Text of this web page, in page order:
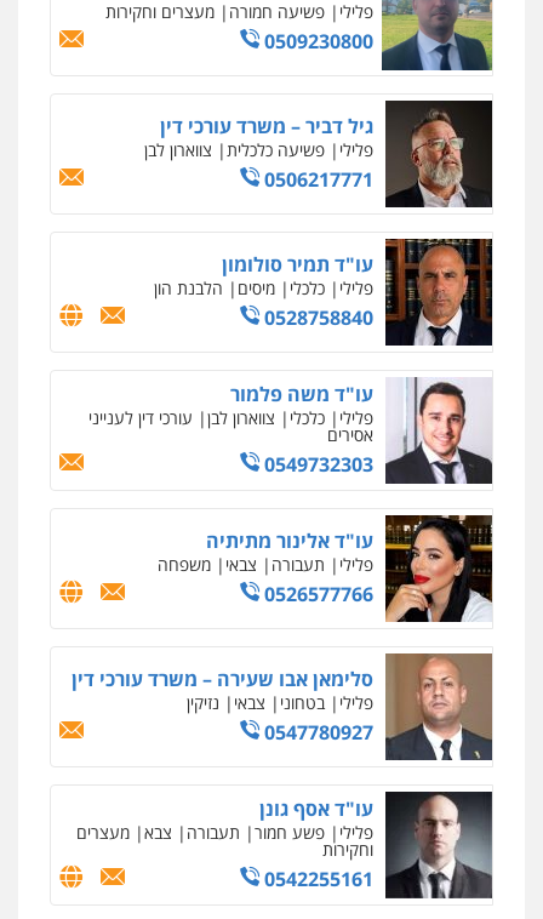
וחקירות
0544723840
עו"ד ראוף נג'אר
פלילי עורכי דין לענייני אסירים מעצרים
סמים רכוש
0548009246
דוד אפרים משרד עורכי דין
פלילי צווארון לבן מס הכנסה מע"מ
0506209859
עדי כרמלי – חברת עו"ד
פלילי כלכלי עורכי דין לענייני אסירים
0525060666
גיא זהבי משרד עורכי דין
פלילי משפחה
503456449
עו"ד איהאב ג'לג'ולי
פלילי מעצרים וחקירות עורכי דין לענייני
אסירים
0505216700
אייל בן שושן, עורך דין פלילי
פלילי מעצרים וחקירות פשיעה חמורה
נוער רישום פלילי
0522763105